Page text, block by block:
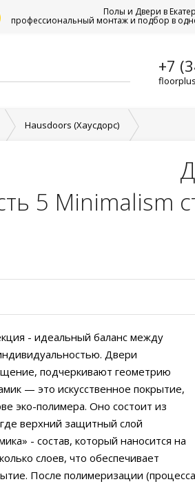
Полы и Двери в
профессиональный монтаж и подбор в
+7
Hausdoors (Хаусдорс)
5 Minimalism
- идеальный баланс между
Двери
подчеркивают геометрию
— это искусственное покрытие,
эко-полимера. Оно состоит из
верхний защитный слой
- состав, который наносится на
слоев, что обеспечивает
После полимеризации (процесса